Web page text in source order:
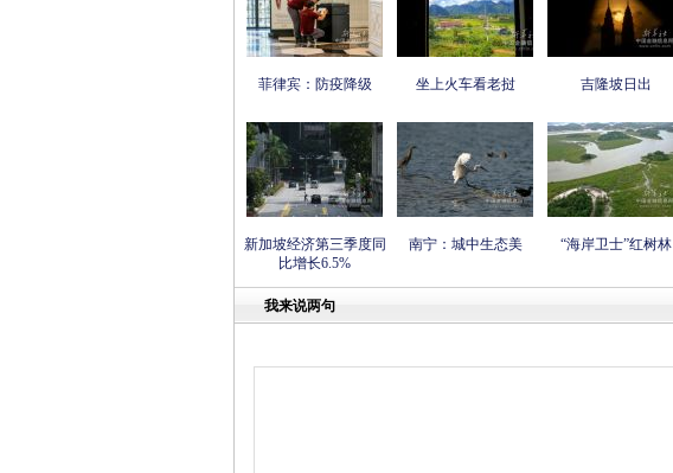
菲律宾：防疫降级 坐上火车看老挝 吉隆坡日出
新加坡经济第三季度同
比增长6.5%
南宁：城中生态美 “海岸卫士”红树林
我来说两句